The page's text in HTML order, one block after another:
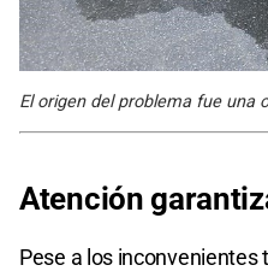
El origen del problema fue una
Atención
Pese a los inconvenientes